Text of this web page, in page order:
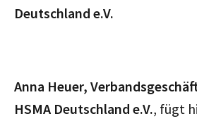
Deutschland e.V.
Anna Heuer,
HSMA Deutschland e.V., fügt